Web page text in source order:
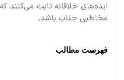
خلاقانه ثابت می‌کنند که این
جذاب باشد.
مطالب